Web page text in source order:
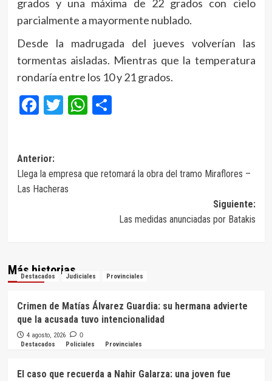
grados y una máxima de 22 grados con cielo
parcialmente a mayormente nublado.
Desde la madrugada del jueves volverían las
tormentas aisladas. Mientras que la temperatura
rondaría entre los 10 y 21 grados.
Facebook
Twitter
WhatsApp
Compartir
Navegación
de
Anterior:
Llega la empresa que retomará la obra del tramo Miraflores –
Las Hacheras
Siguiente:
Las medidas anunciadas por Batakis
Más historias
Destacados Judiciales Provinciales
Crimen de Matías Álvarez Guardia: su hermana advierte
que la acusada tuvo intencionalidad
4 agosto, 2026 0
Destacados Policiales Provinciales
El caso que recuerda a Nahir Galarza: una joven fue